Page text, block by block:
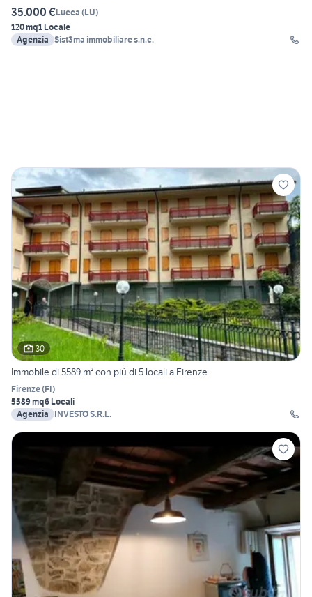
35.000 €Lucca (LU)
120 mq1 Locale
Agenzia Sist3ma immobiliare s.n.c.
30
Immobile di 5589 m² con più di 5 locali a Firenze
Firenze(FI)
5589 mq6 Locali
Agenzia
INVESTO S.R.L.